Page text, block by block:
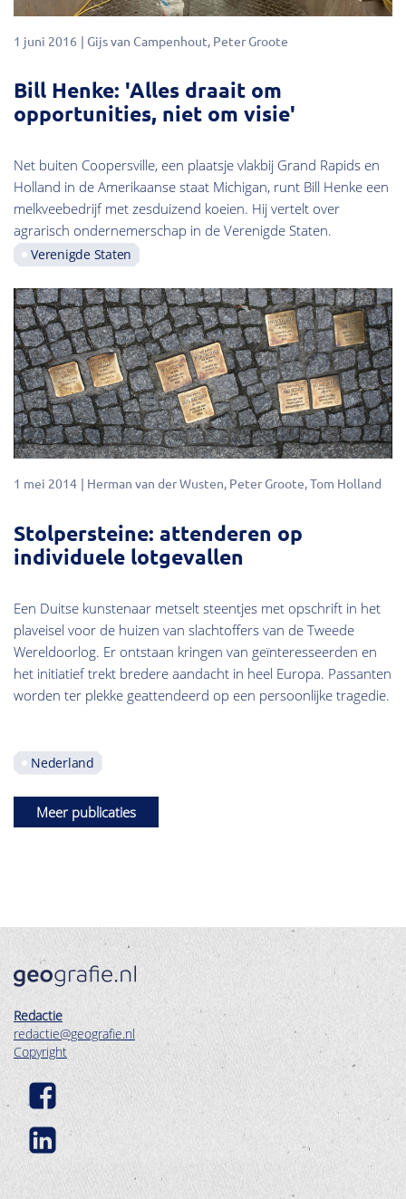
1 juni 2016 Gijs van Campenhout Peter Groote
Bill Henke: 'Alles draait om
opportunities, niet om visie'
Net buiten Coopersville, een plaatsje vlakbij Grand Rapids en
Holland in de Amerikaanse staat Michigan, runt Bill Henke een
melkveebedrijf met zesduizend koeien. Hij vertelt over
agrarisch ondernemerschap in de Verenigde Staten.
Verenigde Staten
1 mei 2014 Herman van der Wusten Peter Groote Tom Holland
Stolpersteine: attenderen op
individuele lotgevallen
Een Duitse kunstenaar metselt steentjes met opschrift in het
plaveisel voor de huizen van slachtoffers van de Tweede
Wereldoorlog. Er ontstaan kringen van geïnteresseerden en
het initiatief trekt bredere aandacht in heel Europa. Passanten
worden ter plekke geattendeerd op een persoonlijke tragedie.
Nederland
Meer publicaties
Redactie
redactie@geografie.nl
Copyright